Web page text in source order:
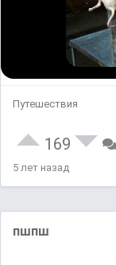
Путешествия
169
5 лет назад
пшпш